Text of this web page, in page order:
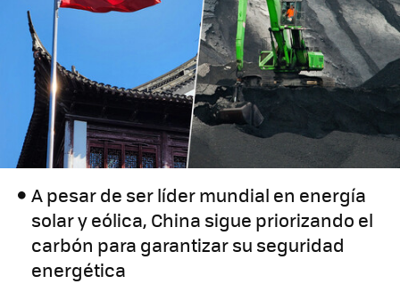
A pesar de ser líder mundial en energía
solar y eólica, China sigue priorizando el
carbón para garantizar su seguridad
energética